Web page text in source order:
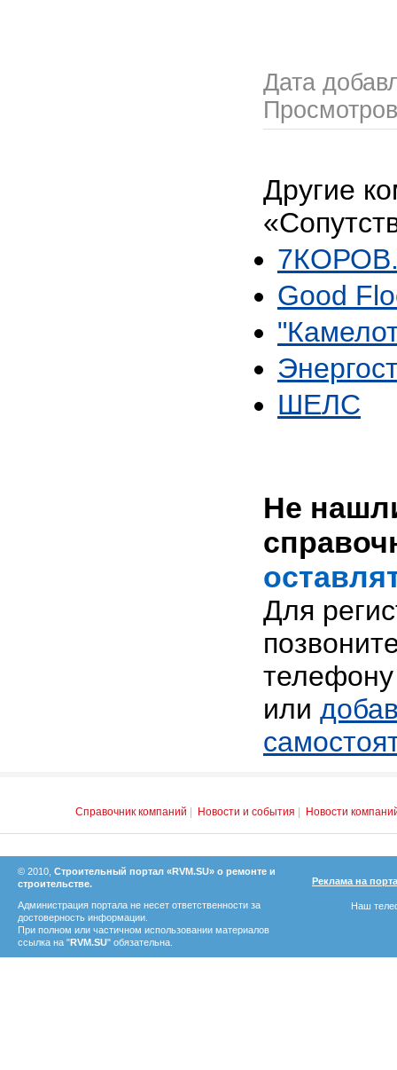
Дата
Другие
Good
ШЕЛС
Не
Для
или
Справочник компаний Новости и события Новости
© 2010, Строительный портал «RVM.SU» о ремонте и
строительстве.
Администрация портала не несет ответственности за
достоверность информации.
При полном или частичном использовании материалов
ссылка на "RVM.SU" обязательна.
Реклама на
Наш